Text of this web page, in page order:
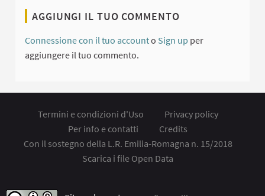
AGGIUNGI IL TUO COMMENTO
Connessione con il tuo accounto Sign up per
aggiungere il tuo commento.
Termini e condizioni d'Uso
Privacy policy
Per info e contatti
Credits
Con il sostegno della L.R. Emilia-Romagna n. 15/2018
Scarica i file Open Data